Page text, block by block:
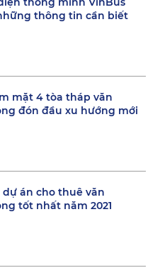
thông tin cần biết
mặt 4 tòa tháp văn
đón đầu xu hướng mới
dự án cho thuê văn
tốt nhất năm 2021